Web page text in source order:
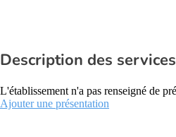
Description des services
L'établissement n'a pas renseigné de
Ajouter une présentation